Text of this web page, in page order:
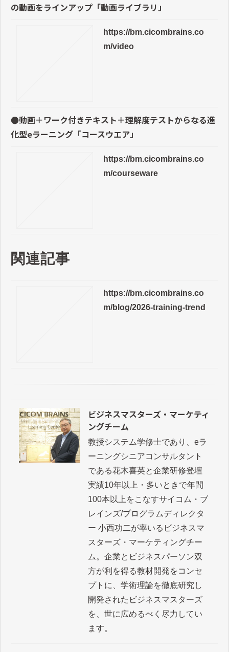
の動画をラインアップ「動画ライブラリ」
https://bm.cicombrains.co
m/video
●動画＋ワーク付きテキスト＋理解度テストからなる進
化型eラーニング「コースウエア」
https://bm.cicombrains.co
m/courseware
関連記事
https://bm.cicombrains.co
m/blog/2026-training-trend
ビジネスマスターズ・マーケティ
ングチーム
教授システム学修士であり、eラ
ーニングシニアコンサルタント
である花木喜英と企業研修登壇
実績10年以上・多いときで年間
100本以上をこなすサイコム・ブ
レインズ/プログラムディレクタ
ー 小西功二が率いるビジネスマ
スターズ・マーケティングチー
ム。企業とビジネスパーソン双
方が利を得る教材開発をコンセ
プトに、学術理論を徹底研究し
開発されたビジネスマスターズ
を、世に広めるべく尽力してい
ます。